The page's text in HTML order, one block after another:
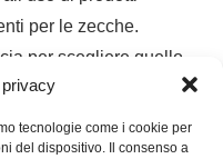
tecnologie come i cookie per
del dispositivo. Il consenso a
per le zecche.
per scegliere quello
a quattro zampe.